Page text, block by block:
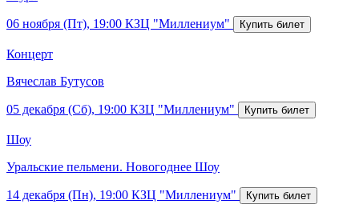
06 ноября (Пт), 19:00 КЗЦ "Миллениум"
Концерт
Вячеслав Бутусов
05 декабря (Сб), 19:00 КЗЦ "Миллениум"
Шоу
Уральские пельмени. Новогоднее Шоу
14 декабря (Пн), 19:00 КЗЦ "Миллениум"